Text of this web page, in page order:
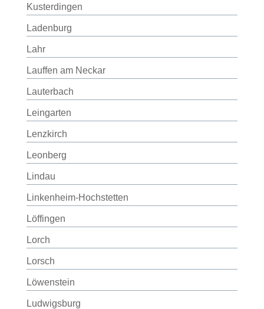
Kusterdingen
Ladenburg
Lahr
Lauffen am Neckar
Lauterbach
Leingarten
Lenzkirch
Leonberg
Lindau
Linkenheim-Hochstetten
Löffingen
Lorch
Lorsch
Löwenstein
Ludwigsburg